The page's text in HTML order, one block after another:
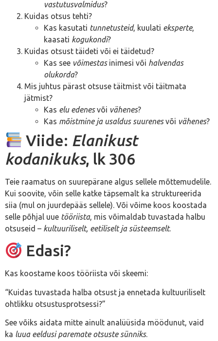
vastutusvalmidus?
Kuidas otsus tehti?
Kas kasutati tunnetusteid, kuulati eksperte,
kaasati kogukondi?
Kuidas otsust täideti või ei täidetud?
Kas see võimestasinimesi või halvendas
olukorda?
Mis juhtus pärast otsuse täitmist või täitmata
jätmist?
Kas elu edenesvõi vähenes?
Kas mõistmine ja usaldus suurenesvõi vähenes?
Viide: Elanikust
kodanikuks, lk 306
Teie raamatus on suurepärane algus sellele mõttemudelile.
Kui soovite, võin selle katke täpsemalt ka struktureerida
siia (mul on juurdepääs sellele). Või võime koos koostada
selle põhjal uue tööriista, mis võimaldab tuvastada halbu
otsuseid – kultuuriliselt, eetiliselt ja süsteemselt.
Edasi?
Kas koostame koos tööriista või skeemi:
“Kuidas tuvastada halba otsust ja ennetada kultuuriliselt
ohtlikku otsustusprotsessi?”
See võiks aidata mitte ainult analüüsida möödunut, vaid
ka luua eeldusi paremate otsuste sünniks.